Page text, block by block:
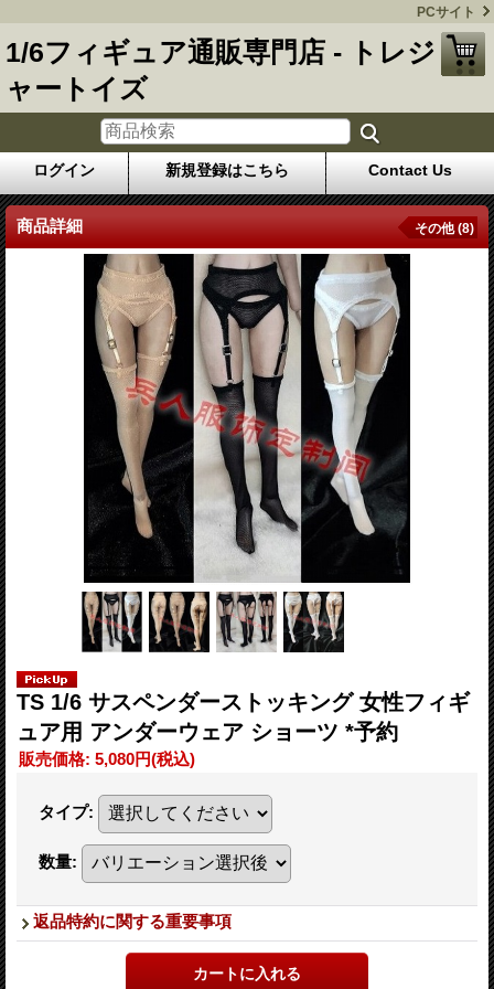
PCサイト
1/6フィギュア通販専門店 - トレジ
ャートイズ
ログイン 新規登録はこちら Contact Us
商品詳細 その他 (8)
TS 1/6 サスペンダーストッキング 女性フィギ
ュア用 アンダーウェア ショーツ *予約
販売価格: 5,080円(税込)
タイプ:
数量:
返品特約に関する重要事項